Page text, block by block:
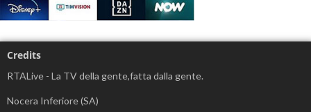
Credits
RTALive - La TV della gente,fatta dalla gente.
Nocera Inferiore (SA)